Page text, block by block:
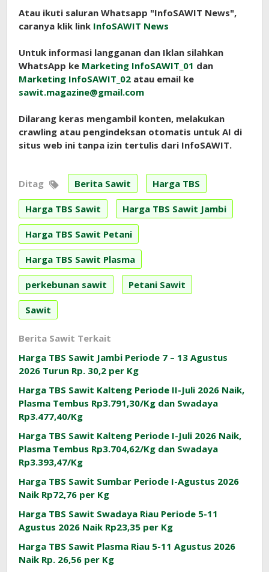
Atau ikuti saluran Whatsapp "InfoSAWIT News",
caranya klik link InfoSAWIT News
Untuk informasi langganan dan Iklan silahkan
WhatsApp ke Marketing InfoSAWIT_01 dan
Marketing InfoSAWIT_02 atau email ke
sawit.magazine@gmail.com
Dilarang keras mengambil konten, melakukan
crawling atau pengindeksan otomatis untuk AI di
situs web ini tanpa izin tertulis dari InfoSAWIT.
Ditag Berita Sawit Harga TBS
Harga TBS Sawit Harga TBS Sawit Jambi
Harga TBS Sawit Petani
Harga TBS Sawit Plasma
perkebunan sawit Petani Sawit
Sawit
Berita Sawit Terkait
Harga TBS Sawit Jambi Periode 7 – 13 Agustus
2026 Turun Rp. 30,2 per Kg
Harga TBS Sawit Kalteng Periode II-Juli 2026 Naik,
Plasma Tembus Rp3.791,30/Kg dan Swadaya
Rp3.477,40/Kg
Harga TBS Sawit Kalteng Periode I-Juli 2026 Naik,
Plasma Tembus Rp3.704,62/Kg dan Swadaya
Rp3.393,47/Kg
Harga TBS Sawit Sumbar Periode I-Agustus 2026
Naik Rp72,76 per Kg
Harga TBS Sawit Swadaya Riau Periode 5-11
Agustus 2026 Naik Rp23,35 per Kg
Harga TBS Sawit Plasma Riau 5-11 Agustus 2026
Naik Rp. 26,56 per Kg